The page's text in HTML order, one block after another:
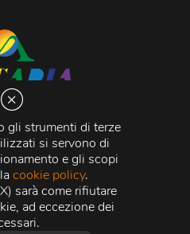
gli strumenti di terze
si servono di
e gli scopi
cookie policy.
sarà come rifiutare
ad eccezione dei
Libertà 20066 Melzo (MI)
di Milano n. 1427910
Milano n. 338392 -
| Capitale Sociale
i.v.
S.r.l. 2026 © Tutti i diritti